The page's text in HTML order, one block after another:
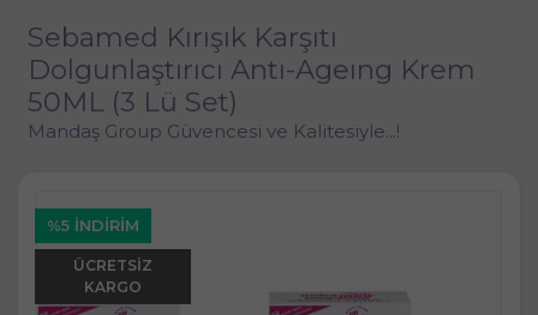
Sebamed Kırışık Karşıtı
Dolgunlaştırıcı Antı-Ageıng Krem
50ML (3 Lü Set)
Mandaş Group Güvencesi ve Kalitesiyle...!
%5 İNDIRIM
ÜCRETSIZ
KARGO